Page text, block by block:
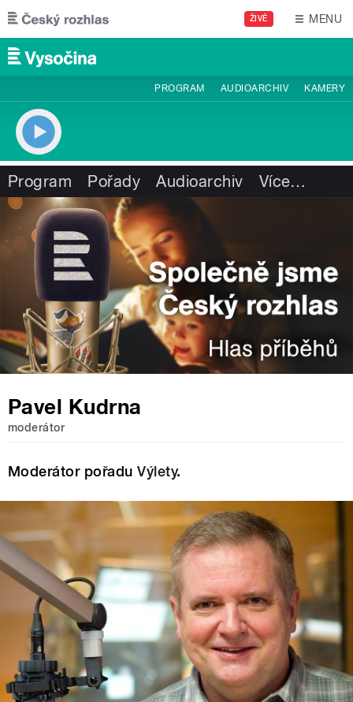
Přejít k hlavnímu obsahu
ŽIVĚ MENU
PROGRAM AUDIOARCHIV KAMERY
Program Pořady Audioarchiv Více…
Pavel Kudrna
moderátor
Moderátor pořaduVýlety.